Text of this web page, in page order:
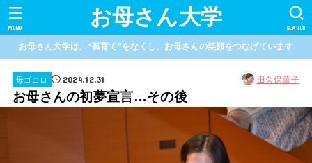
お母さん大学 SEARCH
MENU
お母さん大学は、“孤育て”をなくし、お母さんの笑顔をつなげています
母ゴコロ 2024.12.31 田久保薫子
お母さんの初夢宣言…その後